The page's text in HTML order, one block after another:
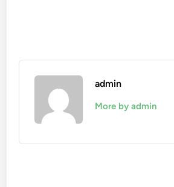
admin
More by admin